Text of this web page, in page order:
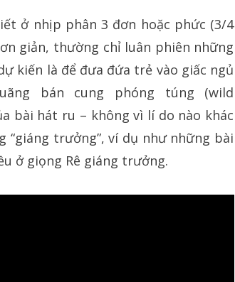
ở nhịp phân 3 đơn hoặc phức (3/4
giản, thường chỉ luân phiên những
kiến là để đưa đứa trẻ vào giấc ngủ
bán cung phóng túng (wild
bài hát ru – không vì lí do nào khác
trưởng”, ví dụ như những bài
ở giọng Rê giáng trưởng.